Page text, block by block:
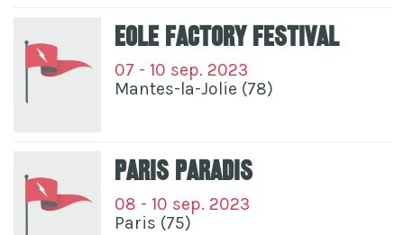
Eole Factory Festival
07 - 10 sep. 2023
Mantes-la-Jolie (78)
Paris Paradis
08 - 10 sep. 2023
Paris (75)